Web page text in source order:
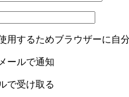
用するためブラウザーに自
ールで通知
で受け取る